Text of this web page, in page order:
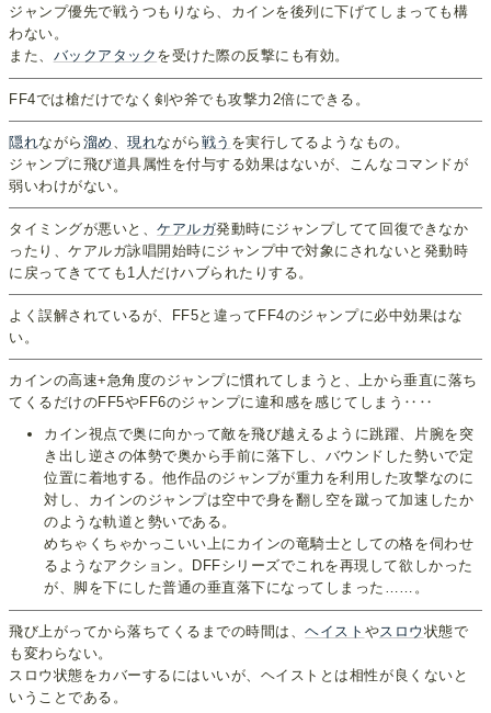
ジャンプ優先で戦うつもりなら、カインを後列に下げてしまっても構
わない。
また、 バックアタック を受けた際の反撃にも有効。
FF4では槍だけでなく剣や斧でも攻撃力2倍にできる。
隠れながら 溜め 、現れながら 戦う を実行してるようなもの。
ジャンプに飛び道具属性を付与する効果はないが、こんなコマンドが
弱いわけがない。
タイミングが悪いと、ケアルガ発動時にジャンプしてて回復できなか
ったり、ケアルガ詠唱開始時にジャンプ中で対象にされないと発動時
に戻ってきてても1人だけハブられたりする。
よく誤解されているが、FF5と違ってFF4のジャンプに必中効果はな
い。
カインの高速+急角度のジャンプに慣れてしまうと、上から垂直に落ち
てくるだけのFF5やFF6のジャンプに違和感を感じてしまう‥‥
カイン視点で奥に向かって敵を飛び越えるように跳躍、片腕を突
き出し逆さの体勢で奥から手前に落下し、バウンドした勢いで定
位置に着地する。他作品のジャンプが重力を利用した攻撃なのに
対し、カインのジャンプは空中で身を翻し空を蹴って加速したか
のような軌道と勢いである。
めちゃくちゃかっこいい上にカインの竜騎士としての格を伺わせ
るようなアクション。DFFシリーズでこれを再現して欲しかった
が、脚を下にした普通の垂直落下になってしまった……。
飛び上がってから落ちてくるまでの時間は、ヘイスト やスロウ 状態で
も変わらない。
スロウ状態をカバーするにはいいが、ヘイストとは相性が良くないと
いうことである。